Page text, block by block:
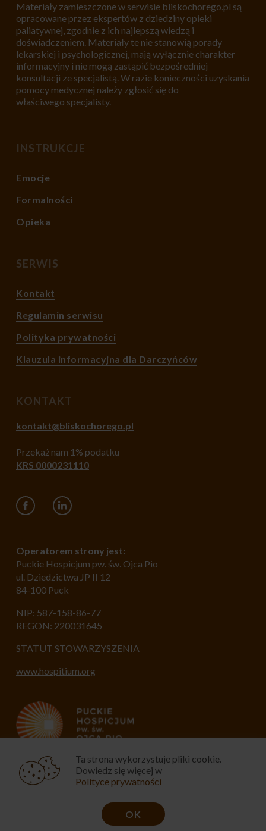
Materiały zamieszczone w serwisie bliskochorego.pl są
opracowane przez ekspertów z dziedziny opieki
paliatywnej, zgodnie z ich najlepszą wiedzą i
doświadczeniem. Materiały te nie stanowią porady
lekarskiej i psychologicznej, mają wyłącznie charakter
informacyjny i nie mogą zastąpić bezpośredniej
konsultacji ze specjalistą. W razie konieczności uzyskania
pomocy medycznej należy zgłosić się do
właściwego specjalisty.
INSTRUKCJE
Emocje
Formalności
Opieka
SERWIS
Kontakt
Regulamin serwisu
Polityka prywatności
Klauzula informacyjna dla Darczyńców
KONTAKT
kontakt@bliskochorego.pl
Przekaż nam 1% podatku
KRS 0000231110
Operatorem strony jest:
Puckie Hospicjum pw. św. Ojca Pio
ul. Dziedzictwa JP II 12
84-100 Puck
NIP: 587-158-86-77
REGON: 220031645
STATUT STOWARZYSZENIA
www.hospitium.org
© 2021 bliskochorego.pl
Ta strona wykorzystuje pliki cookie.
Dowiedz się więcej w
Polityce prywatności
OK